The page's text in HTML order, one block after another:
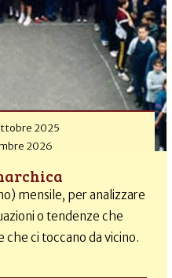
2025
2026
mensile, per analizzare
o tendenze che
che ci toccano da vicino.